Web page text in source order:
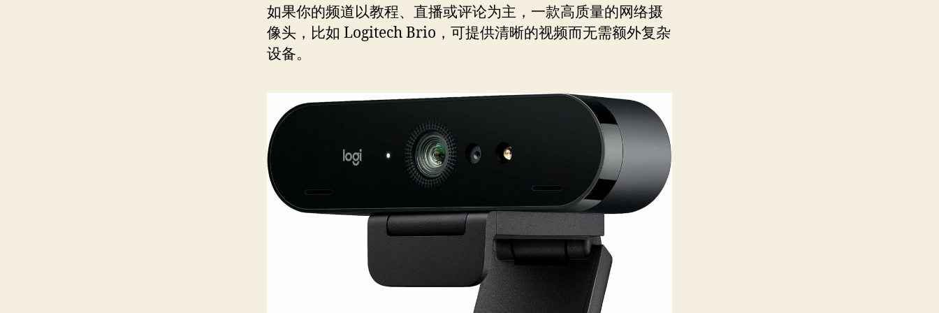
如果你的频道以教程、直播或评论为主，一款高质量的网络摄
像头，比如 Logitech Brio，可提供清晰的视频而无需额外复杂
设备。